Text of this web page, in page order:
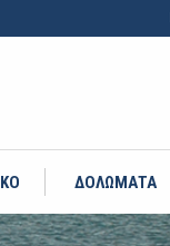
ΔΟΛΩΜΑΤΑ